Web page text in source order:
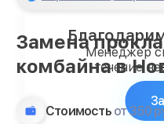
Замена
комбайна в
Стоимость от 350
Менеджер
течение